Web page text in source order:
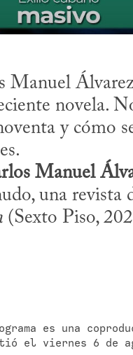
Manuel
novela.
y cómo
Manuel
una revista
(Sexto Piso,
es una
el viernes 6 de